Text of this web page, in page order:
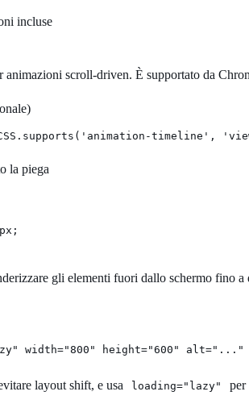
incluse
animazioni scroll-driven. È supportato da
timeline',
la piega
gli elementi fuori dallo schermo fino a
width="800" height="600" alt="..."
layout shift, e usa loading="lazy" per